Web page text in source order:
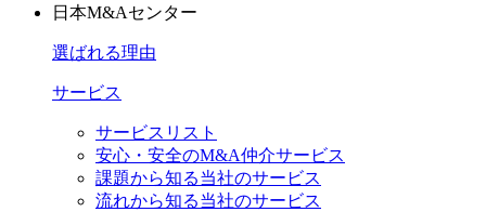
日本M&Aセンター
選ばれる理由
サービス
サービスリスト
安心・安全のM&A仲介サービス
課題から知る当社のサービス
流れから知る当社のサービス